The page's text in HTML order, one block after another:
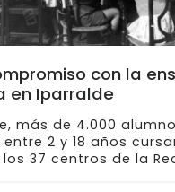
con la
en Iparralde
más de 4.000
2 y 18 años
37 centros de la